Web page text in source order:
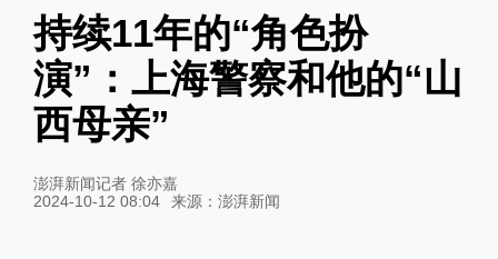
持续11年的“角色扮
演”：上海警察和他的“山
西母亲”
澎湃新闻记者 徐亦嘉
2024-10-12 08:04
来源： 澎湃新闻